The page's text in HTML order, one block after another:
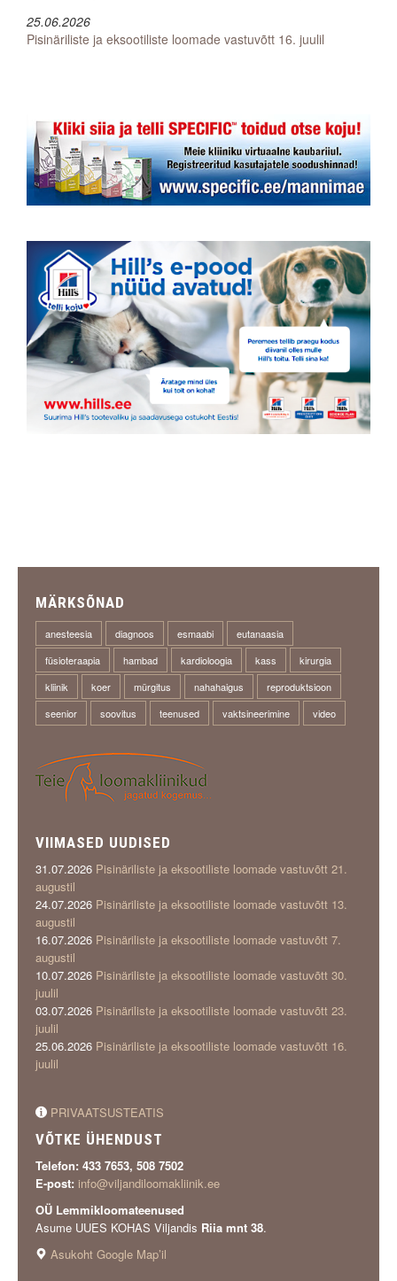
25.06.2026
Pisinäriliste ja eksootiliste loomade vastuvõtt 16. juulil
MÄRKSÕNAD
anesteesia diagnoos esmaabi
eutanaasia
füsioteraapia
hambad kardioloogia kass
kirurgia
kliinik
koer mürgitus nahahaigus
reproduktsioon
seenior
soovitus teenused vaktsineerimine video
VIIMASED UUDISED
31.07.2026 Pisinäriliste ja eksootiliste loomade vastuvõtt 21.
augustil
24.07.2026 Pisinäriliste ja eksootiliste loomade vastuvõtt 13.
augustil
16.07.2026 Pisinäriliste ja eksootiliste loomade vastuvõtt 7.
augustil
10.07.2026 Pisinäriliste ja eksootiliste loomade vastuvõtt 30.
juulil
03.07.2026 Pisinäriliste ja eksootiliste loomade vastuvõtt 23.
juulil
25.06.2026 Pisinäriliste ja eksootiliste loomade vastuvõtt 16.
juulil
PRIVAATSUSTEATIS
VÕTKE ÜHENDUST
Telefon: 433 7653, 508 7502
E-post: info@viljandiloomakliinik.ee
OÜ Lemmikloomateenused
Asume UUES KOHAS Viljandis Riia mnt 38.
Asukoht Google Map’il